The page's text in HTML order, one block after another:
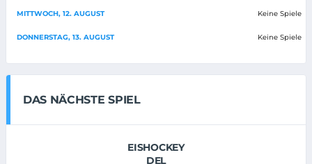
MITTWOCH, 12. AUGUST Keine Spiele
DONNERSTAG, 13. AUGUST Keine Spiele
DAS NÄCHSTE SPIEL
EISHOCKEY
DEL